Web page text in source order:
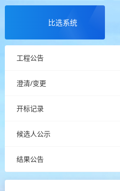
比选系统
工程公告
澄清/变更
开标记录
候选人公示
结果公告